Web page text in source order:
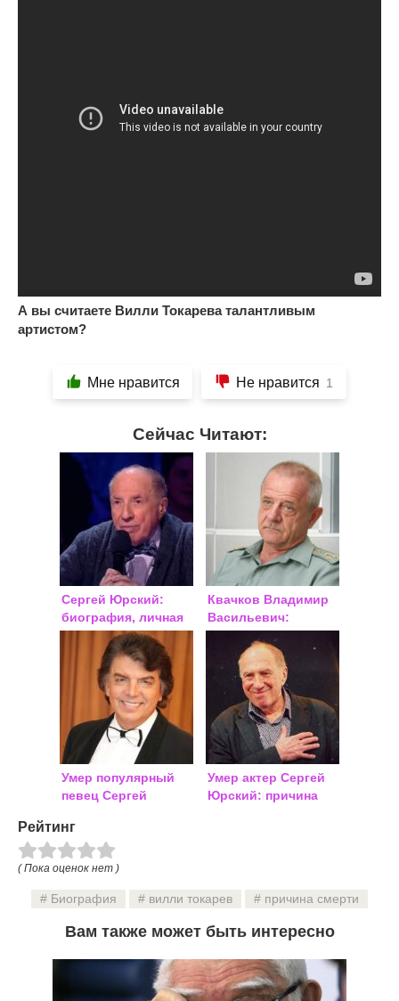
А вы считаете Вилли Токарева талантливым
артистом?
Мне нравится Не нравится 1
Сейчас Читают:
Сергей Юрский:
биография, личная
жизнь
Квачков Владимир
Васильевич:
последние новости
на сегодня 2018
Умер популярный
певец Сергей
смерти, биография
Умер актер Сергей
Юрский: причина
Рейтинг
( Пока оценок нет )
Биография вилли токарев причина смерти
Вам также может быть интересно